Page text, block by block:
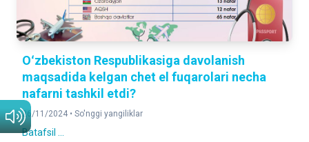
Oʻzbekiston Respublikasiga davolanish
maqsadida kelgan chet el fuqarolari necha
nafarni tashkil etdi?
26/11/2024 • So'nggi yangiliklar
Batafsil ...